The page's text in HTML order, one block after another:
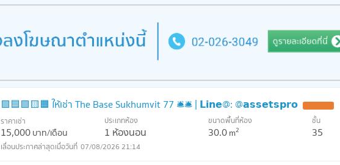
🟪🟦🟩🟨🟧 ให้เช่า The Base Sukhumvit 77 🛎️🛎️ | 𝗟𝗶𝗻𝗲@: @𝗮𝘀𝘀𝗲𝘁𝘀𝗽𝗿𝗼
ราคาเช่า
15,000บาท/เดือน
ประเภทห้อง
1 ห้องนอน
ขนาดพื้นที่ห้อง
30.0m2
ชั้น
35
07/08/2026 21:14